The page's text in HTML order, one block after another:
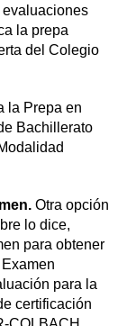
la prepa
del Colegio
la Prepa en
Bachillerato
Otra opción
lo dice,
para obtener
para la
certificación